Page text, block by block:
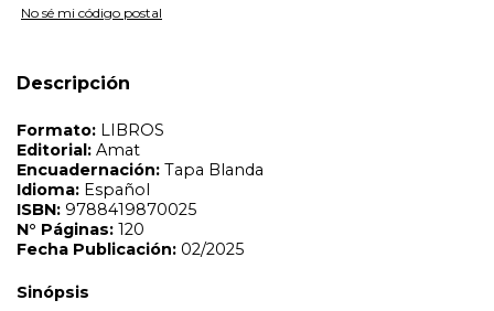
No sé mi código postal
Descripción
Afrontar los problemas de disciplina es un manual ideal
y difíciles. Y es que las demandas (muchas veces) poco
terminar con la paciencia del más sufrido de los
padres.Criar a nuestros hijos en la sociedad actual es muy
diferente a cómo era hacerlo en la época de nuestros
padres. Y está claro que las viejas reglas,por obsoletas, ya
no funcionan en la actualidad.Pero muchos padres y
madres no tienen herramientas para abordar ciertas
conductas de sus hijos, de modo que cuando se
automáticamente activan mecanismos de corrección